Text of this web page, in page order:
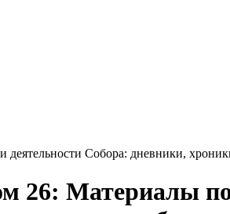
Собора: дневники,
26: Материалы